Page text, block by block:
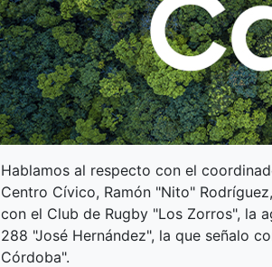
Hablamos al respecto con el
Centro Cívico, Ramón "Nito"
con el Club de Rugby "Los Zorros", la
288 "José Hernández", la que señalo
Córdoba".